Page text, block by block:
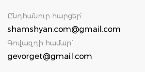
Ընդհանուր հարցեր՝
shamshyan.com@gmail.com
Գովազդի համար`
gevorget@gmail.com